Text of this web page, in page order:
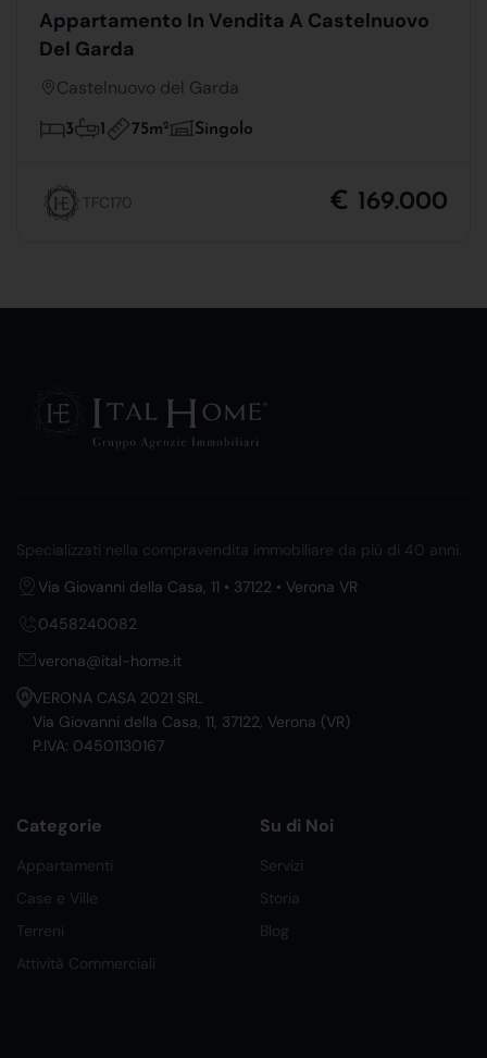
Appartamento In Vendita A Castelnuovo
Del Garda
Castelnuovo del Garda
3 1 75m2 Singolo
TFC170 € 169.000
Specializzati nella compravendita immobiliare da più di 40 anni.
Via Giovanni della Casa, 11 • 37122 • Verona VR
0458240082
verona@ital-home.it
VERONA CASA 2021 SRL
Via Giovanni della Casa, 11, 37122, Verona (VR)
P.IVA: 04501130167
Categorie
Appartamenti
Case e Ville
Terreni
Attività Commerciali
Su di Noi
Servizi
Storia
Blog